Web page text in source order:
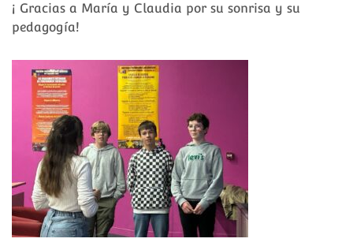
¡ Gracias a María y Claudia por su sonrisa y su
pedagogía!